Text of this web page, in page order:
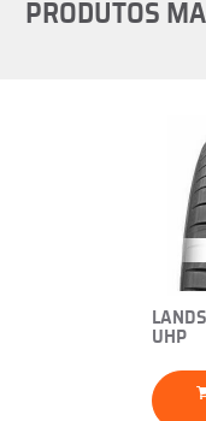
PRODUTOS
UHP